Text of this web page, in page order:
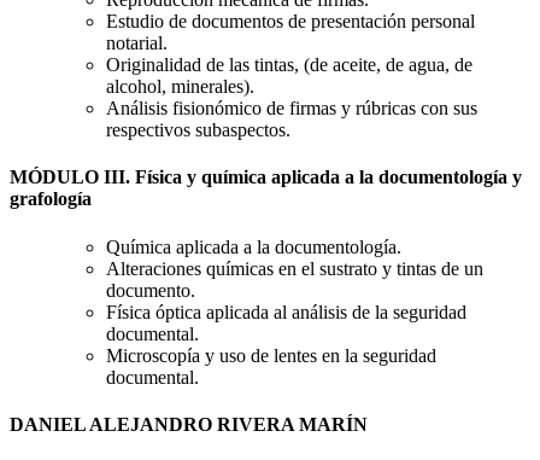
Estudio de documentos de presentación personal
notarial.
Originalidad de las tintas, (de aceite, de agua, de
alcohol, minerales).
Análisis fisionómico de firmas y rúbricas con sus
respectivos subaspectos.
MÓDULO III. Física y química aplicada a la documentología y
grafología
Química aplicada a la documentología.
Alteraciones químicas en el sustrato y tintas de un
documento.
Física óptica aplicada al análisis de la seguridad
documental.
Microscopía y uso de lentes en la seguridad
documental.
DANIEL ALEJANDRO RIVERA MARÍN